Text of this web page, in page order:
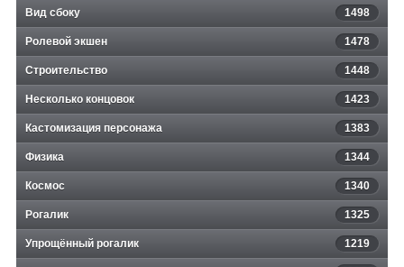
Вид сбоку 1498
Ролевой экшен 1478
Строительство 1448
Несколько концовок 1423
Кастомизация персонажа 1383
Физика 1344
Космос 1340
Рогалик 1325
Упрощённый рогалик 1219